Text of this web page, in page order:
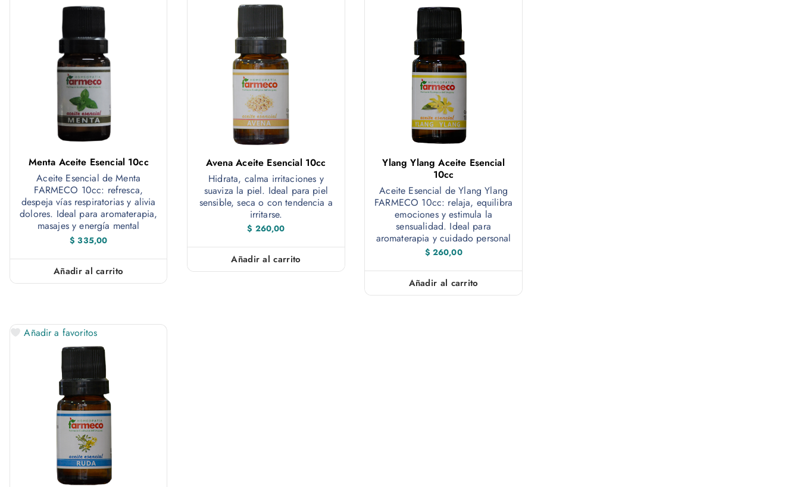
Menta Aceite Esencial 10cc
Aceite Esencial de Menta
FARMECO 10cc: refresca,
despeja vías respiratorias y alivia
dolores. Ideal para aromaterapia,
masajes y energía mental
$ 335,00
Añadir al carrito
Avena Aceite Esencial 10cc
Hidrata, calma irritaciones y
suaviza la piel. Ideal para piel
sensible, seca o con tendencia a
irritarse.
$ 260,00
Añadir al carrito
Ylang Ylang Aceite Esencial
10cc
Aceite Esencial de Ylang Ylang
FARMECO 10cc: relaja, equilibra
emociones y estimula la
sensualidad. Ideal para
aromaterapia y cuidado personal
$ 260,00
Añadir al carrito
Añadir a favoritos